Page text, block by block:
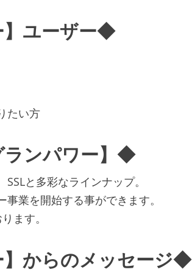
ユーザー◆
たい方
ンパワー】◆
と多彩なラインナップ。
業を開始する事ができます。
ます。
からのメッセージ◆